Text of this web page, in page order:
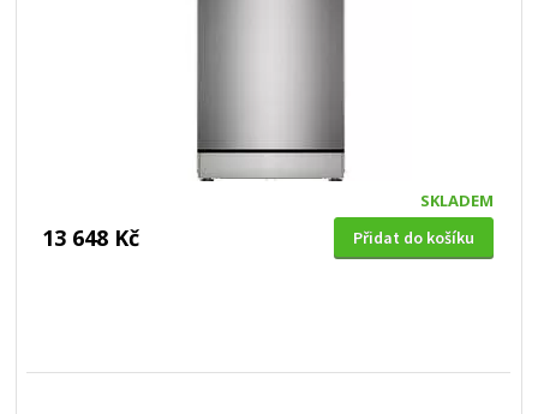
SKLADEM
13 648 Kč Přidat do košíku